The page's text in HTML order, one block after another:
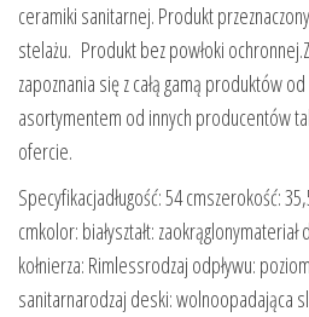
ceramiki sanitarnej. Produkt
stelażu. Produkt bez powłoki
zapoznania się z całą gamą produktów
asortymentem od innych producentów
ofercie.
Specyfikacjadługość: 54 cmszerokość:
cmkolor: białyształt:
kołnierza: Rimlessrodzaj odpływu:
sanitarnarodzaj deski: wolnoopadająca